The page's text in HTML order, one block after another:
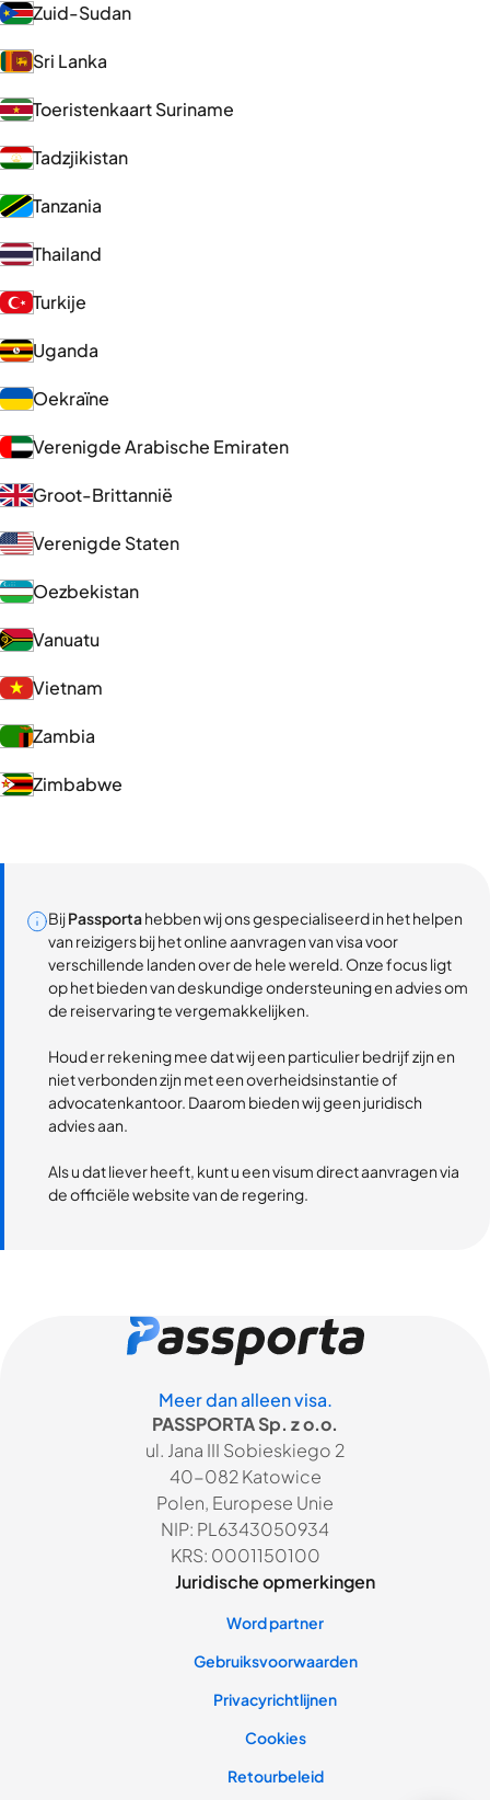
Zuid-Sudan
Sri Lanka
Toeristenkaart Suriname
Tadzjikistan
Tanzania
Thailand
Turkije
Uganda
Oekraïne
Verenigde Arabische Emiraten
Groot-Brittannië
Verenigde Staten
Oezbekistan
Vanuatu
Vietnam
Zambia
Zimbabwe
BijPassportahebben wij ons gespecialiseerd in het helpen
van reizigers bij het online aanvragen van visa voor
verschillende landen over de hele wereld. Onze focus ligt
op het bieden van deskundige ondersteuning en advies om
de reiservaring te vergemakkelijken.
Houd er rekening mee dat wij een particulier bedrijf zijn en
niet verbonden zijn met een overheidsinstantie of
advocatenkantoor. Daarom bieden wij geen juridisch
advies aan.
Als u dat liever heeft, kunt u een visum direct aanvragen via
de officiële website van de regering.
Meer dan alleen visa.
PASSPORTA Sp. z o.o.
ul. Jana III Sobieskiego 2
40-082 Katowice
Polen, Europese Unie
NIP: PL6343050934
KRS: 0001150100
Juridische opmerkingen
Word partner
Gebruiksvoorwaarden
Privacyrichtlijnen
Cookies
Retourbeleid